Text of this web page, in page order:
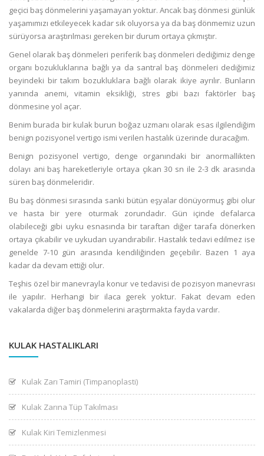
geçici baş dönmelerini yaşamayan yoktur. Ancak baş dönmesi günlük
yaşamımızı etkileyecek kadar sık oluyorsa ya da baş dönmemiz uzun
sürüyorsa araştırılması gereken bir durum ortaya çıkmıştır.
Genel olarak baş dönmeleri periferik baş dönmeleri dediğimiz denge
organı bozukluklarına bağlı ya da santral baş dönmeleri dediğimiz
beyindeki bir takım bozukluklara bağlı olarak ikiye ayrılır. Bunların
yanında anemi, vitamin eksikliği, stres gibi bazı faktörler baş
dönmesine yol açar.
Benim burada bir kulak burun boğaz uzmanı olarak esas ilgilendiğim
benign pozisyonel vertigo ismi verilen hastalık üzerinde duracağım.
Benign pozisyonel vertigo, denge organındaki bir anormallikten
dolayı ani baş hareketleriyle ortaya çıkan 30 sn ile 2-3 dk arasında
süren baş dönmeleridir.
Bu baş dönmesi sırasında sanki bütün eşyalar dönüyormuş gibi olur
ve hasta bir yere oturmak zorundadır. Gün içinde defalarca
olabileceği gibi uyku esnasında bir taraftan diğer tarafa dönerken
ortaya çıkabilir ve uykudan uyandırabilir. Hastalık tedavi edilmez ise
genelde 7-10 gün arasında kendiliğinden geçebilir. Bazen 1 aya
kadar da devam ettiği olur.
Teşhis özel bir manevrayla konur ve tedavisi de pozisyon manevrası
ile yapılır. Herhangi bir ilaca gerek yoktur. Fakat devam eden
vakalarda diğer baş dönmelerini araştırmakta fayda vardır.
KULAK HASTALIKLARI
Kulak Zarı Tamiri (Timpanoplasti)
Kulak Zarına Tüp Takılması
Kulak Kiri Temizlenmesi